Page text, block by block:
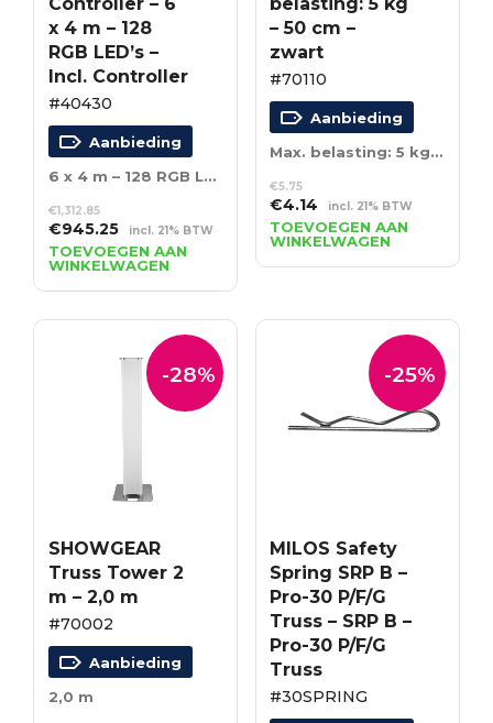
x 4 m – 128
RGB LED’s –
Incl. Controller
#40430
Aanbieding
6 x 4 m – 128 RGB LED’s – Incl. Controller
€1,312.85
Oorspronkelijke
prijs
was:
€1,312.85.
€945.25Huidige
prijs
is:
€945.25.
incl. 21% BTW
TOEVOEGEN AAN
WINKELWAGEN
– 50 cm –
zwart
#70110
Aanbieding
Max. belasting: 5 kg – 50 cm – zwart
€5.75
Oorspronkelijke
prijs
was:
€5.75.
€4.14 Huidige
prijs
is:
€4.14.
incl. 21% BTW
TOEVOEGEN AAN
WINKELWAGEN
-28%
SHOWGEAR
Truss Tower 2
m – 2,0 m
#70002
Aanbieding
2,0 m
-25%
MILOS Safety
Spring SRP B –
Pro-30 P/F/G
Truss – SRP B –
Pro-30 P/F/G
Truss
#30SPRING